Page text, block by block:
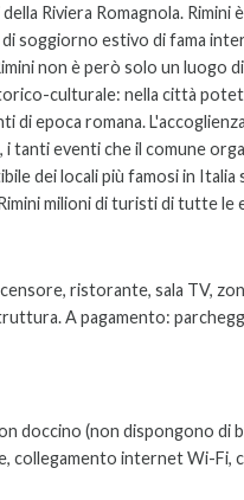
Riviera Romagnola. Rimini
soggiorno estivo di fama
non è però solo un luogo
culturale: nella città
di epoca romana.
i tanti eventi che il comune
dei locali più famosi in
milioni di turisti di tutte le
ristorante, sala TV,
A pagamento:
doccino (non dispongono di
collegamento internet Wi-Fi,